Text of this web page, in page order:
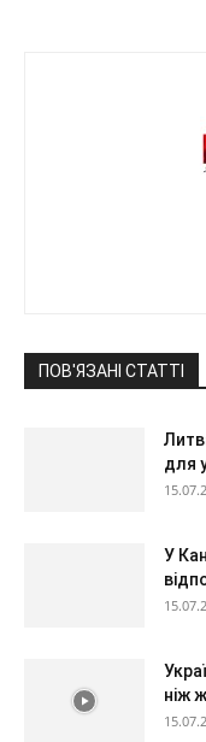
ПОВ'ЯЗАНІ СТАТТІ
для
У
ніж